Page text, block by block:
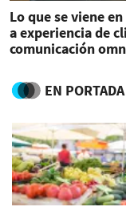
Lo que se viene
a experiencia de
comunicación
EN PORTADA